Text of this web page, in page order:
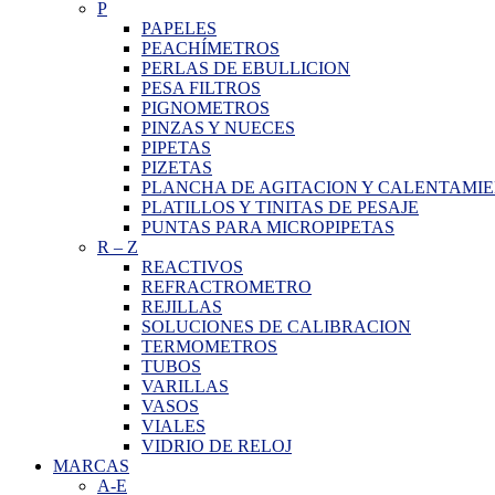
P
PAPELES
PEACHÍMETROS
PERLAS DE EBULLICION
PESA FILTROS
PIGNOMETROS
PINZAS Y NUECES
PIPETAS
PIZETAS
PLANCHA DE AGITACION Y
PLATILLOS Y TINITAS DE PESAJE
PUNTAS PARA MICROPIPETAS
R – Z
REACTIVOS
REFRACTROMETRO
REJILLAS
SOLUCIONES DE CALIBRACION
TERMOMETROS
TUBOS
VARILLAS
VASOS
VIALES
VIDRIO DE RELOJ
MARCAS
A-E